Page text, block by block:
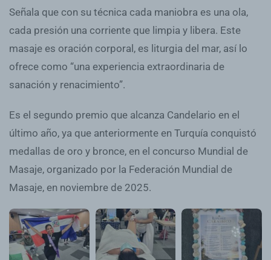
Señala que con su técnica cada maniobra es una ola,
cada presión una corriente que limpia y libera. Este
masaje es oración corporal, es liturgia del mar, así lo
ofrece como “una experiencia extraordinaria de
sanación y renacimiento”.
Es el segundo premio que alcanza Candelario en el
último año, ya que anteriormente en Turquía conquistó
medallas de oro y bronce, en el concurso Mundial de
Masaje, organizado por la Federación Mundial de
Masaje, en noviembre de 2025.